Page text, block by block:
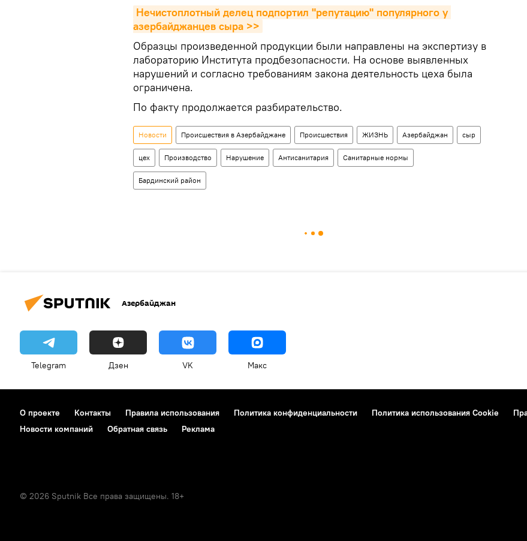
Нечистоплотный делец подпортил "репутацию" популярного у
азербайджанцев сыра >>
Образцы произведенной продукции были направлены на экспертизу в
лабораторию Института продбезопасности. На основе выявленных
нарушений и согласно требованиям закона деятельность цеха была
ограничена.
По факту продолжается разбирательство.
Новости Происшествия в Азербайджане Происшествия ЖИЗНЬ Азербайджан сыр
цех Производство Нарушение Антисанитария Санитарные нормы
Бардинский район
Азербайджан
Telegram Дзен VK Макс
О проекте Контакты Правила использования Политика конфиденциальности Политика использования Cookie
Новости компаний
Обратная связь Реклама
© 2026 Sputnik Все права защищены. 18+